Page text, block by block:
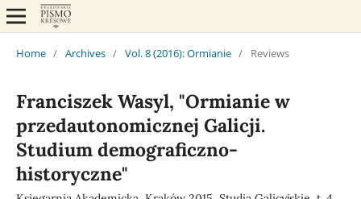
Home / Archives / Vol. 8 (2016): Ormianie / Reviews
Franciszek Wasyl, "Ormianie w
przedautonomicznej Galicji.
Studium demograficzno-
historyczne"